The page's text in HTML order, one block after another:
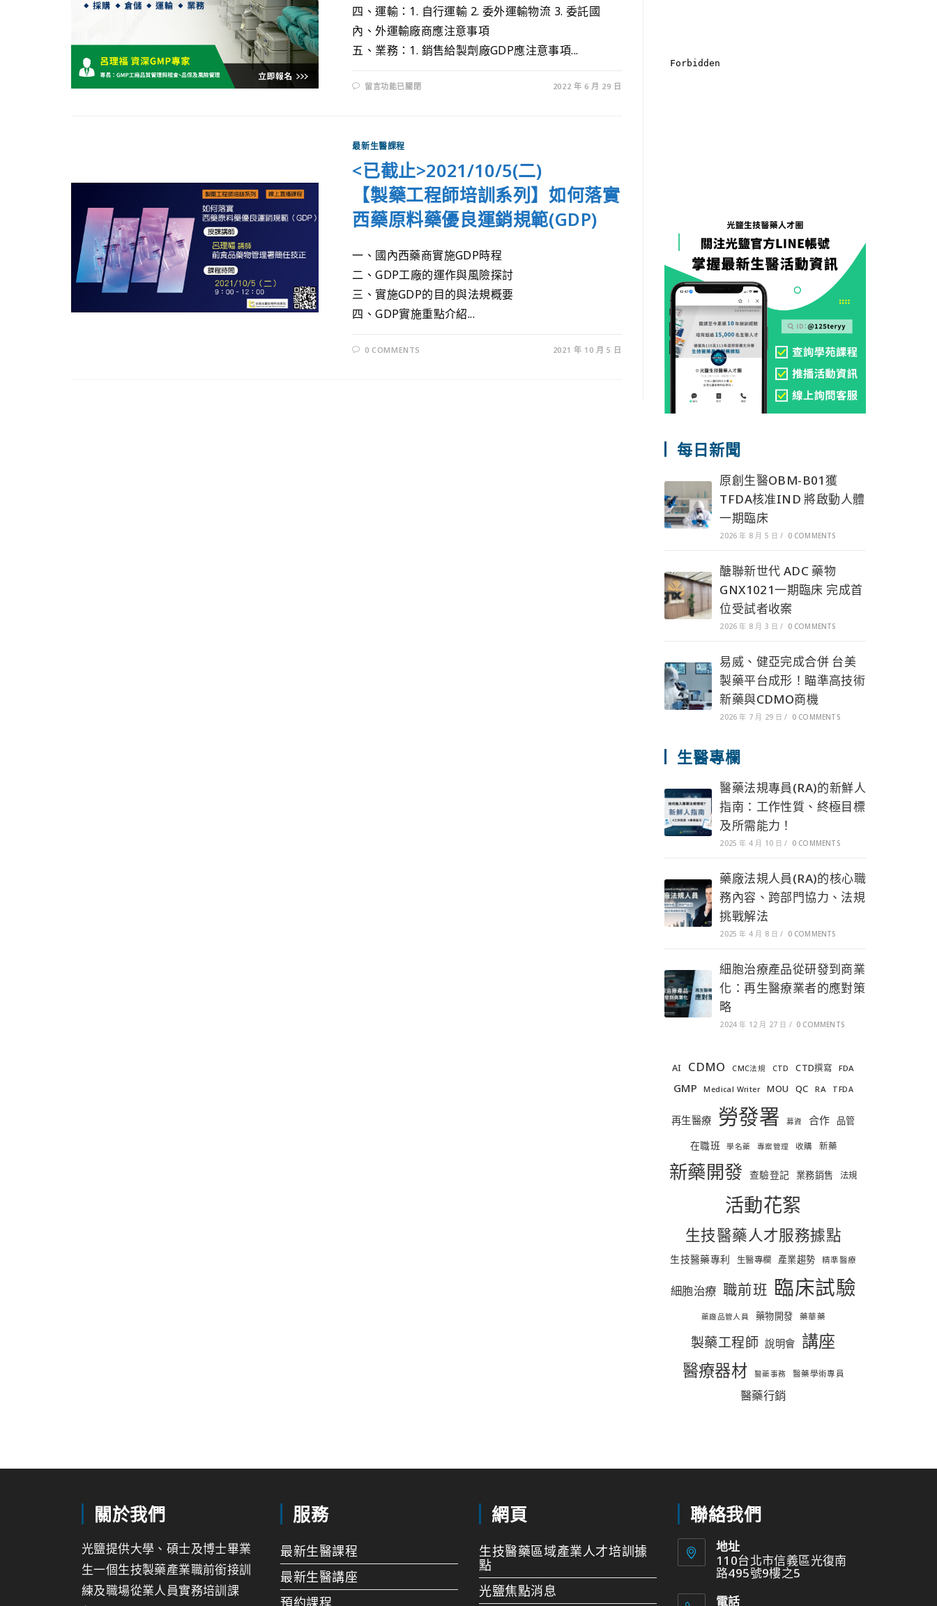
四、運輸：1. 自行運輸 2. 委外運輸物流 3. 委託國
內、外運輸廠商應注意事項
五、業務：1. 銷售給製劑廠GDP應注意事項...
留言功能已關閉 2022 年 6 月 29 日
最新生醫課程
<已截止>2021/10/5(二)
【製藥工程師培訓系列】如何落實
西藥原料藥優良運銷規範(GDP)
一、國內西藥商實施GDP時程
二、GDP工廠的運作與風險探討
三、實施GDP的目的與法規概要
四、GDP實施重點介紹...
0 COMMENTS 2021 年 10 月 5 日
每日新聞
原創生醫OBM-B01獲
TFDA核准IND 將啟動人體
一期臨床
2026 年 8 月 5 日 / 0 COMMENTS
醣聯新世代 ADC 藥物
GNX1021一期臨床 完成首
位受試者收案
2026 年 8 月 3 日 / 0 COMMENTS
易威、健亞完成合併 台美
製藥平台成形！瞄準高技術
新藥與CDMO商機
2026 年 7 月 29 日 / 0 COMMENTS
生醫專欄
醫藥法規專員(RA)的新鮮人
指南：工作性質、終極目標
及所需能力！
2025 年 4 月 10 日 / 0 COMMENTS
藥廠法規人員(RA)的核心職
務內容、跨部門協力、法規
挑戰解法
2025 年 4 月 8 日 / 0 COMMENTS
細胞治療產品從研發到商業
化：再生醫療業者的應對策
略
2024 年 12 月 27 日 / 0 COMMENTS
AI CDMO CMC法規 CTD CTD撰寫 FDA
GMP Medical Writer MOU QC RA TFDA
再生醫療 勞發署 募資 合作 品管
在職班 學名藥 專案管理 收購 新藥
新藥開發 查驗登記 業務銷售 法規
活動花絮
生技醫藥人才服務據點
生技醫藥專利 生醫專欄 產業趨勢 精準醫療
細胞治療 職前班 臨床試驗
藥廠品管人員 藥物開發 藥華藥
製藥工程師 說明會 講座
醫療器材 醫藥事務 醫藥學術專員
醫藥行銷
關於我們
光鹽提供大學、碩士及博士畢業
生一個生技製藥產業職前銜接訓
練及職場從業人員實務培訓課
服務
最新生醫課程
最新生醫講座
預約課程
網頁
生技醫藥區域產業人才培訓據
點
光鹽焦點消息
聯絡我們
地址
110台北市信義區光復南
路495號9樓之5
電話